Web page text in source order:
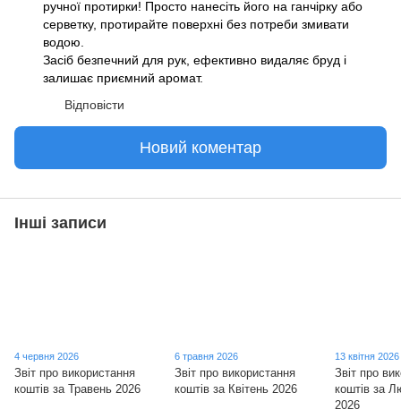
ручної протирки! Просто нанесіть його на ганчірку або
серветку, протирайте поверхні без потреби змивати
водою.
Засіб безпечний для рук, ефективно видаляє бруд і
залишає приємний аромат.
Відповісти
Новий коментар
Інші записи
4 червня 2026
Звіт про використання
коштів за Травень 2026
6 травня 2026
Звіт про використання
коштів за Квітень 2026
13 квітня 2026
Звіт про
коштів за
2026